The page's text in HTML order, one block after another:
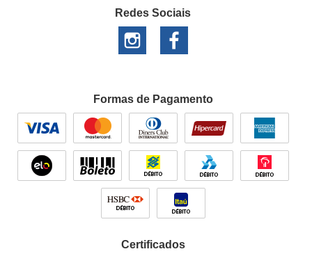
Redes Sociais
Formas de Pagamento
Certificados